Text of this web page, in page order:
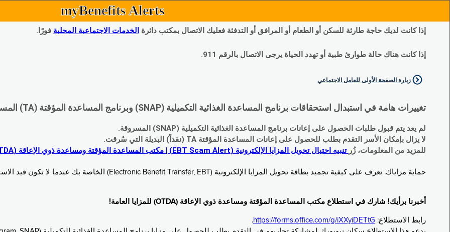
myBenefits Alerts
إذا كانت لديك حاجة طارئة للسكن أو الطعام أو المرافق أو التدفئة فعليك الاتصال بمكتب دائرة الخدمات الاجتماعية المحلية فورًا.
إذا كانت هناك حالة طوارئ طبية أو تهدد الحياة يرجى الاتصال بالرقم 911.
زيارة الصفحة الأولى للعامل الاجتماعي
تغييرات هامة في استبدال استحقاقات برنامج المساعدة الغذائية التكميلية (SNAP) وبرنامج المساعدة المؤقتة (TA) المسروقة:
لم يعد يتم قبول طلبات الحصول على إعانات برنامج المساعدة الغذائية التكميلية (SNAP) المسروقة.
لا يزال بإمكان الأسر التقدم بطلب للحصول على إعانات المساعدة المؤقتة TA (نقداً) البديلة التي سُرقت.
للمزيد من المعلومات، زُر تنبيه احتيال تحويل المزايا الإلكترونية (EBT Scam Alert) | مكتب المساعدة المؤقتة ومساعدة ذوي الإعاقة (OTDA)
حماية مزاياك. تعرف على كيفية تجميد بطاقة تحويل المزايا الإلكترونية (Electronic Benefit Transfer, EBT) الخاصة بك عندما لا تكون قيد الاستخدام. زُر
أخبرنا برأيك! شارك في استطلاع مكتب المساعدة المؤقتة ومساعدة ذوي الإعاقة (OTDA) للمزايا العامة!
رابط الاستطلاع: https://forms.office.com/g/iXXyiDETtG
.